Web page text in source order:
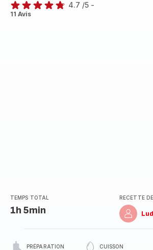
ratings.4.7
4.7 /5 -
11 Avis
TEMPS TOTAL
1h 5min
RECETTE DE
PRÉPARATION CUISSON